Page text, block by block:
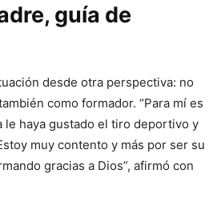
guía de
desde otra perspectiva: no
como formador. “Para mí es
le haya gustado el tiro deportivo y
muy contento y más por ser su
gracias a Dios”, afirmó con